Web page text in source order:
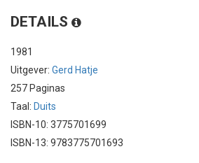
DETAILS
1981
Uitgever: Gerd Hatje
257 Paginas
Taal: Duits
ISBN-10: 3775701699
ISBN-13: 9783775701693